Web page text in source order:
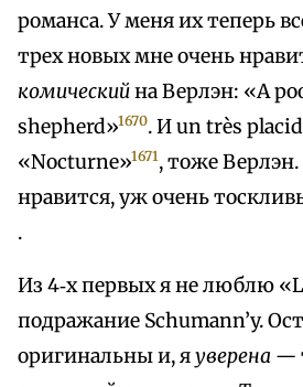
романса. У меня их теперь
трех новых мне очень
комическийна Верлэн: «А
shepherd»1670. И un très
«Nocturne»1671, тоже Верлэн.
нравится, уж очень
.
Из 4‑х первых я не люблю
подражание Schumann’y.
оригинальны и, яуверена —